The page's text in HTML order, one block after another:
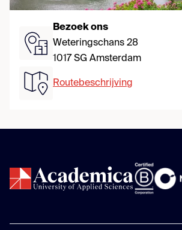
Bezoek ons
Weteringschans 28
1017 SG Amsterdam
Routebeschrijving